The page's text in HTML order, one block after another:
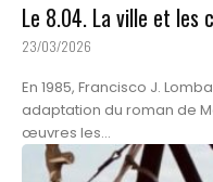
Le 8.04. La ville et les
23/03/2026
En 1985, Francisco J.
adaptation du roman de
œuvres les...